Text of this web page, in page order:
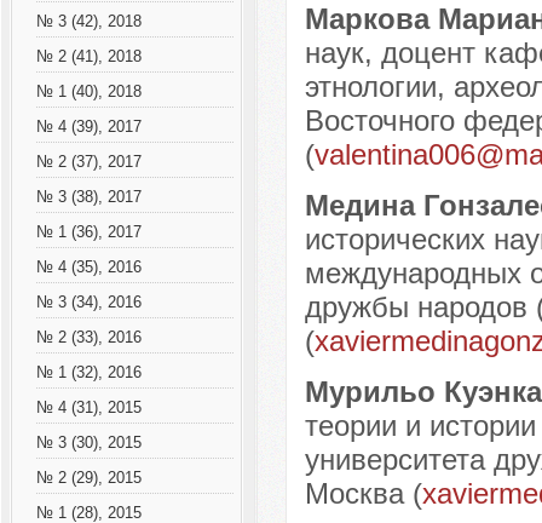
№ 3 (42), 2018
№ 2 (41), 2018
№ 1 (40), 2018
№ 4 (39), 2017
№ 2 (37), 2017
№ 3 (38), 2017
№ 1 (36), 2017
№ 4 (35), 2016
№ 3 (34), 2016
№ 2 (33), 2016
№ 1 (32), 2016
№ 4 (31), 2015
№ 3 (30), 2015
№ 2 (29), 2015
№ 1 (28), 2015
Маркова
наук, доцент
этнологии,
Восточного
(
Медина
исторических
международных
дружбы народов
(
Мурильо
теории и
университета
Москва (